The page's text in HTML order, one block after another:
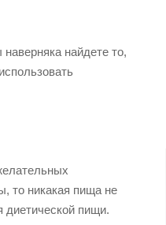
найдете то,
то никакая пища не
диетической пищи.